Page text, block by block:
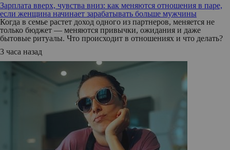
Зарплата вверх, чувства вниз: как меняются отношения в паре,
если женщина начинает зарабатывать больше мужчины
Когда в семье растет доход одного из партнеров, меняется не
только бюджет — меняются привычки, ожидания и даже
бытовые ритуалы. Что происходит в отношениях и что делать?
3 часа назад